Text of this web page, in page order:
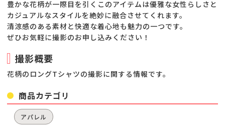
豊かな花柄が一際目を引くこのアイテムは優雅な女性らしさと
カジュアルなスタイルを絶妙に融合させてくれます。
清涼感のある素材と快適な着心地も魅力の一つです。
ぜひお気軽に撮影のお申し込みください！
撮影概要
花柄のロングTシャツの撮影に関する情報です。
商品カテゴリ
アパレル